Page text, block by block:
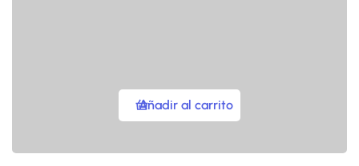
Añadir al carrito